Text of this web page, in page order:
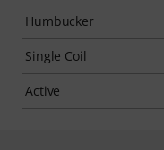
Humbucker
Single Coil
Active